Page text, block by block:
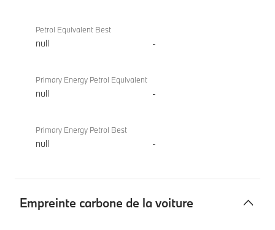
Petrol Equivalent Best
null -
Primary Energy Petrol Equivalent
null -
Primary Energy Petrol Best
null -
Empreinte carbone de la voiture